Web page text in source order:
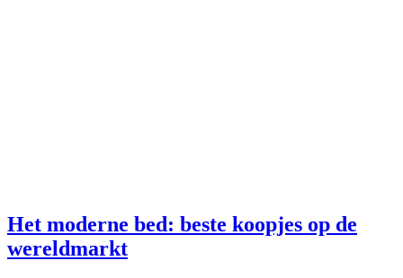
Het moderne bed: beste koopjes op de
wereldmarkt